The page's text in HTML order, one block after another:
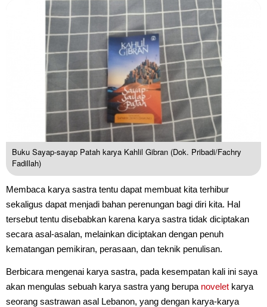
Buku Sayap-sayap Patah karya Kahlil Gibran (Dok. Pribadi/Fachry
Fadillah)
Membaca karya sastra tentu dapat membuat kita terhibur
sekaligus dapat menjadi bahan perenungan bagi diri kita. Hal
tersebut tentu disebabkan karena karya sastra tidak diciptakan
secara asal-asalan, melainkan diciptakan dengan penuh
kematangan pemikiran, perasaan, dan teknik penulisan.
Berbicara mengenai karya sastra, pada kesempatan kali ini saya
akan mengulas sebuah karya sastra yang berupa novelet karya
seorang sastrawan asal Lebanon, yang dengan karya-karya